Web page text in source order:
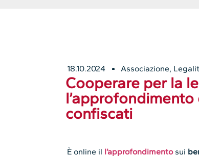
18.10.2024 Associazione,
Cooperare per la
confiscati
È online il l’approfondimentosui